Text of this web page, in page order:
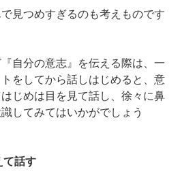
見つめすぎるのも考えものです
自分の意志』を伝える際は、一
をしてから話しはじめると、意
じめは目を見て話し、徐々に鼻
してみてはいかがでしょう
て話す